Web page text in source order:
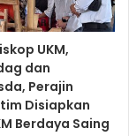
UKM,
dan
Perajin
Disiapkan
Berdaya Saing